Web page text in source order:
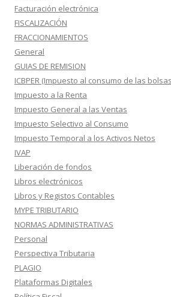
Facturación electrónica
FISCALIZACIÓN
FRACCIONAMIENTOS
General
GUIAS DE REMISION
ICBPER (Impuesto al consumo de las
Impuesto a la Renta
Impuesto General a las Ventas
Impuesto Selectivo al Consumo
Impuesto Temporal a los Activos Netos
IVAP
Liberación de fondos
Libros electrónicos
Libros y Registos Contables
MYPE TRIBUTARIO
NORMAS ADMINISTRATIVAS
Personal
Perspectiva Tributaria
PLAGIO
Plataformas Digitales